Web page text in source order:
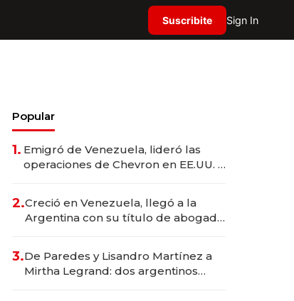
Suscribite Sign In
Popular
1. Emigró de Venezuela, lideró las
operaciones de Chevron en EE.UU. y
2.Creció en Venezuela, llegó a la
Argentina con su título de abogado
marcas "fast premium"
3.De Paredes y Lisandro Martínez a
Mirtha Legrand: dos argentinos